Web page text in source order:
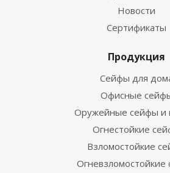
Новости
Сертификаты
Продукция
Сейфы для
Офисные
Оружейные сейфы и
Огнестойкие
Взломостойкие
Огневзломостойкие